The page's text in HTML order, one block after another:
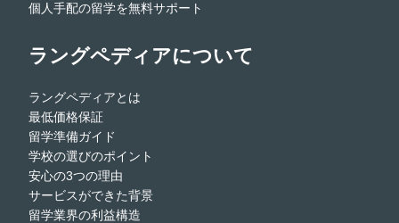
個人手配の留学を無料サポート
ラングペディアについて
ラングペディアとは
最低価格保証
留学準備ガイド
学校の選びのポイント
安心の3つの理由
サービスができた背景
留学業界の利益構造